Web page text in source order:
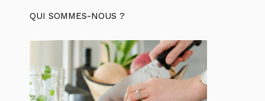
QUI SOMMES-NOUS ?